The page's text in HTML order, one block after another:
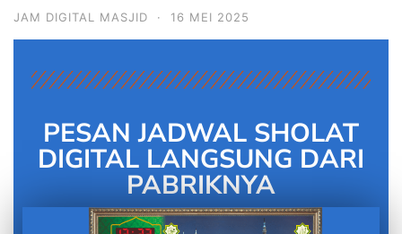
JAM DIGITAL MASJID · 16 MEI 2025
PESAN JADWAL SHOLAT
DIGITAL LANGSUNG DARI
PABRIKNYA